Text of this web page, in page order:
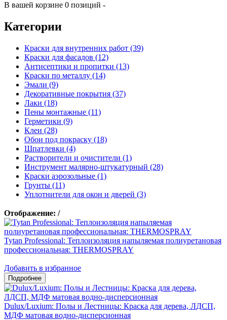
В вашей корзине 0 позиций -
Категории
Краски для внутренних работ (39)
Краски для фасадов (12)
Антисептики и пропитки (13)
Краски по металлу (14)
Эмали (9)
Декоративные покрытия (37)
Лаки (18)
Пены монтажные (11)
Герметики (9)
Клеи (28)
Обои под покраску (18)
Шпатлевки (4)
Растворители и очистители (1)
Инструмент малярно-штукатурный (28)
Краски аэрозольные (1)
Грунты (11)
Уплотнители для окон и дверей (3)
Отображение: /
Tytan Professional: Теплоизоляция напыляемая полиуретановая
профессиональная: THERMOSPRAY
Добавить в избранное
Dulux/Luxium: Полы и Лестницы: Краска для дерева, ЛДСП,
МДФ матовая водно-дисперсионная